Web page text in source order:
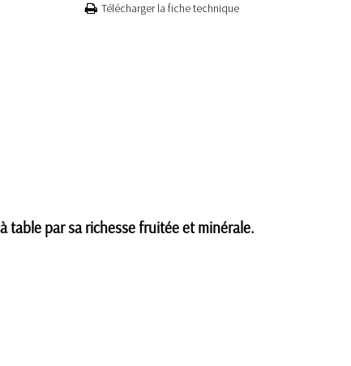
Télécharger la fiche technique
table par sa richesse fruitée et minérale.